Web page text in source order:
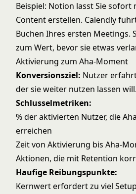
Beispiel: Notion lasst Sie sofort
Content erstellen. Calendly
Buchen Ihres ersten Meetings.
zum Wert, bevor sie etwas
Aktivierung zum Aha-Moment
Konversionsziel: Nutzer
der sie weiter nutzen lassen will.
Schlusselmetriken:
% der aktivierten Nutzer, die
erreichen
Zeit von Aktivierung bis Aha-
Aktionen, die mit Retention
Haufige Reibungspunkte:
Kernwert erfordert zu viel Setup